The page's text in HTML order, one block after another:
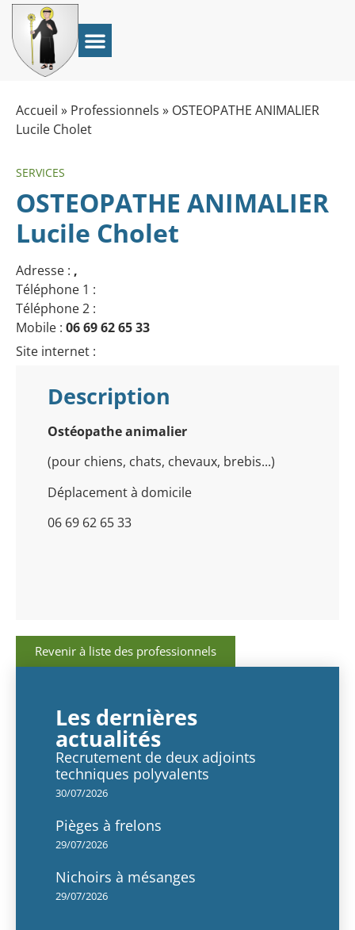
Accueil » Professionnels » OSTEOPATHE ANIMALIER
Lucile Cholet
SERVICES
OSTEOPATHE ANIMALIER
Lucile Cholet
Adresse : ,
Téléphone 1 :
Téléphone 2 :
Mobile : 06 69 62 65 33
Site internet :
Description
Ostéopathe animalier
(pour chiens, chats, chevaux, brebis...)
Déplacement à domicile
06 69 62 65 33
Revenir à liste des professionnels
Les dernières
actualités
Recrutement de deux adjoints
techniques polyvalents
30/07/2026
Pièges à frelons
29/07/2026
Nichoirs à mésanges
29/07/2026